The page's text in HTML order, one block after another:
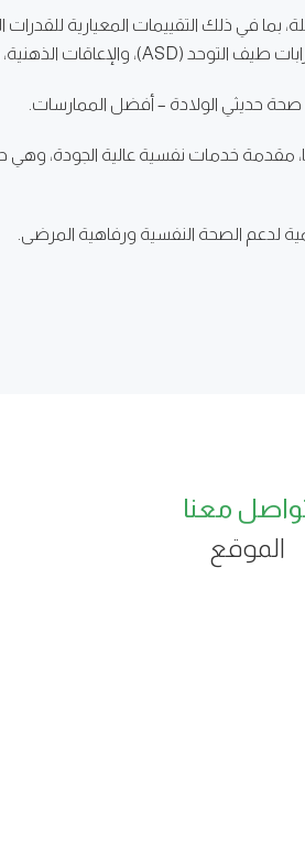
بما في ذلك التقييمات المعيارية للقدرات
صحة حديثي الولادة – أفضل الممارسات.
مقدمة خدمات نفسية عالية الجودة،
لدعم الصحة النفسية ورفاهية المرضى.
معنا
الموقع